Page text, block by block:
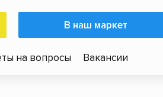
В наш маркет
на вопросы Вакансии